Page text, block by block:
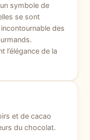
symbole de
se sont
des
l’élégance de la
et de cacao
du chocolat.